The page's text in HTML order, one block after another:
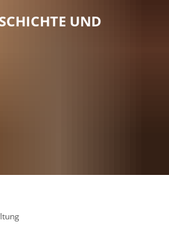
UND